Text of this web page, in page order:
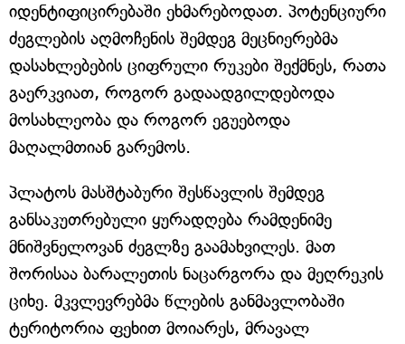
იდენტიფიცირებაში ეხმარებოდათ. პოტენციური
ძეგლების აღმოჩენის შემდეგ მეცნიერებმა
დასახლებების ციფრული რუკები შექმნეს, რათა
გაერკვიათ, როგორ გადაადგილდებოდა
მოსახლეობა და როგორ ეგუებოდა
მაღალმთიან გარემოს.
პლატოს მასშტაბური შესწავლის შემდეგ
განსაკუთრებული ყურადღება რამდენიმე
მნიშვნელოვან ძეგლზე გაამახვილეს. მათ
შორისაა ბარალეთის ნაცარგორა და მეღრეკის
ციხე. მკვლევრებმა წლების განმავლობაში
ტერიტორია ფეხით მოიარეს, მრავალ